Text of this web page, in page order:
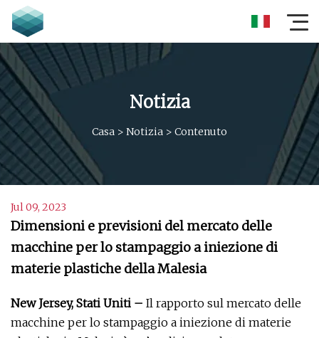
Notizia
Casa > Notizia > Contenuto
Jul 09, 2023
Dimensioni e previsioni del mercato delle
macchine per lo stampaggio a iniezione di
materie plastiche della Malesia
New Jersey, Stati Uniti – Il rapporto sul mercato delle
macchine per lo stampaggio a iniezione di materie